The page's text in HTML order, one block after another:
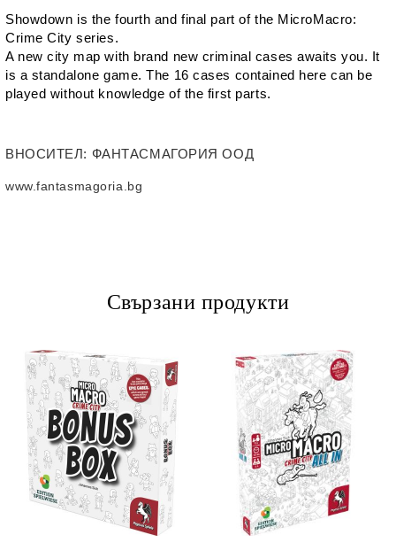
Showdown is the fourth and final part of the MicroMacro:
Crime City series.
A new city map with brand new criminal cases awaits you. It
is a standalone game. The 16 cases contained here can be
played without knowledge of the first parts.
ВНОСИТЕЛ: ФАНТАСМАГОРИЯ ООД
www.fantasmagoria.bg
Свързани продукти